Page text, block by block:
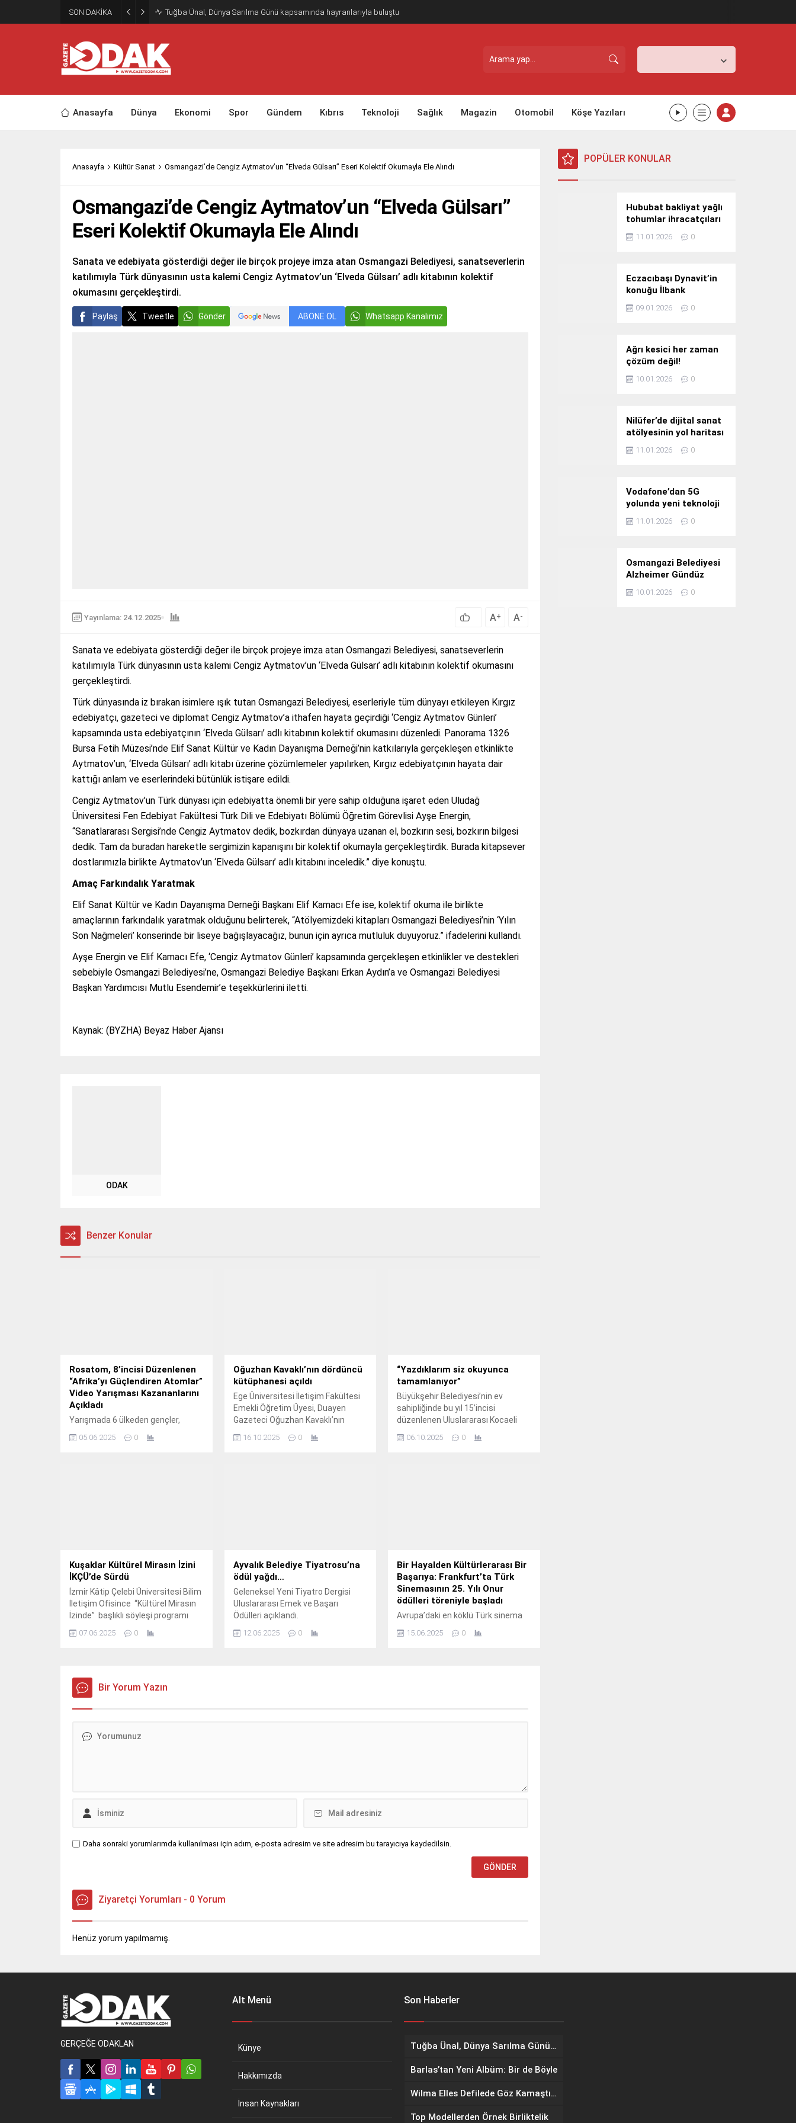
SON DAKİKA Tuğba Ünal, Dünya Sarılma Günü kapsamında hayranlarıyla buluştu
Anasayfa Dünya Ekonomi Spor Gündem Kıbrıs Teknoloji Sağlık Magazin Otomobil Köşe Yazıları
Anasayfa Kültür Sanat Osmangazi’de Cengiz Aytmatov’un “Elveda Gülsarı” Eseri Kolektif Okumayla Ele Alındı
Osmangazi’de Cengiz Aytmatov’un “Elveda Gülsarı”
Eseri Kolektif Okumayla Ele Alındı
Sanata ve edebiyata gösterdiği değer ile birçok projeye imza atan Osmangazi Belediyesi, sanatseverlerin
katılımıyla Türk dünyasının usta kalemi Cengiz Aytmatov’un ‘Elveda Gülsarı’ adlı kitabının kolektif
okumasını gerçekleştirdi.
Paylaş Tweetle Gönder ABONE OL Whatsapp Kanalımız
Yayınlama: 24.12.2025 A+ A-
Sanata ve edebiyata gösterdiği değer ile birçok projeye imza atan Osmangazi Belediyesi, sanatseverlerin
katılımıyla Türk dünyasının usta kalemi Cengiz Aytmatov’un ‘Elveda Gülsarı’ adlı kitabının kolektif okumasını
gerçekleştirdi.
Türk dünyasında iz bırakan isimlere ışık tutan Osmangazi Belediyesi, eserleriyle tüm dünyayı etkileyen Kırgız
edebiyatçı, gazeteci ve diplomat Cengiz Aytmatov’a ithafen hayata geçirdiği ‘Cengiz Aytmatov Günleri’
kapsamında usta edebiyatçının ‘Elveda Gülsarı’ adlı kitabının kolektif okumasını düzenledi. Panorama 1326
Bursa Fetih Müzesi’nde Elif Sanat Kültür ve Kadın Dayanışma Derneği’nin katkılarıyla gerçekleşen etkinlikte
Aytmatov’un, ‘Elveda Gülsarı’ adlı kitabı üzerine çözümlemeler yapılırken, Kırgız edebiyatçının hayata dair
kattığı anlam ve eserlerindeki bütünlük istişare edildi.
Cengiz Aytmatov’un Türk dünyası için edebiyatta önemli bir yere sahip olduğuna işaret eden Uludağ
Üniversitesi Fen Edebiyat Fakültesi Türk Dili ve Edebiyatı Bölümü Öğretim Görevlisi Ayşe Energin,
“Sanatlararası Sergisi’nde Cengiz Aytmatov dedik, bozkırdan dünyaya uzanan el, bozkırın sesi, bozkırın bilgesi
dedik. Tam da buradan hareketle sergimizin kapanışını bir kolektif okumayla gerçekleştirdik. Burada kitapsever
dostlarımızla birlikte Aytmatov’un ‘Elveda Gülsarı’ adlı kitabını inceledik.” diye konuştu.
Amaç Farkındalık Yaratmak
Elif Sanat Kültür ve Kadın Dayanışma Derneği Başkanı Elif Kamacı Efe ise, kolektif okuma ile birlikte
amaçlarının farkındalık yaratmak olduğunu belirterek, “Atölyemizdeki kitapları Osmangazi Belediyesi’nin ‘Yılın
Son Nağmeleri’ konserinde bir liseye bağışlayacağız, bunun için ayrıca mutluluk duyuyoruz.” ifadelerini kullandı.
Ayşe Energin ve Elif Kamacı Efe, ‘Cengiz Aytmatov Günleri’ kapsamında gerçekleşen etkinlikler ve destekleri
sebebiyle Osmangazi Belediyesi’ne, Osmangazi Belediye Başkanı Erkan Aydın’a ve Osmangazi Belediyesi
Başkan Yardımcısı Mutlu Esendemir’e teşekkürlerini iletti.
Kaynak: (BYZHA) Beyaz Haber Ajansı
ODAK
Benzer Konular
Rosatom, 8’incisi Düzenlenen
“Afrika’yı Güçlendiren Atomlar”
Video Yarışması Kazananlarını
Açıkladı
Yarışmada 6 ülkeden gençler,
nükleer teknolojilerin geçmişini,
bugününü ve geleceğini keşfetti
05.06.2025 0
Oğuzhan Kavaklı’nın dördüncü
kütüphanesi açıldı
Ege Üniversitesi İletişim Fakültesi
Emekli Öğretim Üyesi, Duayen
Gazeteci Oğuzhan Kavaklı’nın
isminin verildiği dördüncü
kütüphane, Özkanlar Neşeli Bahçe
16.10.2025 0
“Yazdıklarım siz okuyunca
tamamlanıyor”
Büyükşehir Belediyesi’nin ev
sahipliğinde bu yıl 15’incisi
düzenlenen Uluslararası Kocaeli
Kitap Fuarı, uluslararası arenadan
da birçok değerli yazarı ağırlıyor.
06.10.2025 0
Kuşaklar Kültürel Mirasın İzini
İKÇÜ’de Sürdü
İzmir Kâtip Çelebi Üniversitesi Bilim
İletişim Ofisince “Kültürel Mirasın
İzinde” başlıklı söyleşi programı
07.06.2025 0
Ayvalık Belediye Tiyatrosu’na
ödül yağdı…
Geleneksel Yeni Tiyatro Dergisi
Uluslararası Emek ve Başarı
Ödülleri açıklandı.
12.06.2025 0
Bir Hayalden Kültürlerarası Bir
Başarıya: Frankfurt’ta Türk
Sinemasının 25. Yılı Onur
ödülleri töreniyle başladı
Avrupa’daki en köklü Türk sinema
Uluslararası Frankfurt Türk Film
15.06.2025 0
Bir Yorum Yazın
Daha sonraki yorumlarımda kullanılması için adım, e-posta adresim ve site adresim bu tarayıcıya kaydedilsin.
Ziyaretçi Yorumları - 0 Yorum
Henüz yorum yapılmamış.
POPÜLER KONULAR
Hububat bakliyat yağlı
tohumlar ihracatçıları
Güney Kore yolcusu
11.01.2026 0
Eczacıbaşı Dynavit’in
konuğu İlbank
09.01.2026 0
Ağrı kesici her zaman
çözüm değil!
10.01.2026 0
Nilüfer’de dijital sanat
atölyesinin yol haritası
konuşuldu
11.01.2026 0
Vodafone’dan 5G
yolunda yeni teknoloji
yatırımı
11.01.2026 0
Osmangazi Belediyesi
Alzheimer Gündüz
Bakım Evi 3. Yılını
Kutladı
10.01.2026 0
GERÇEĞE ODAKLAN
Alt Menü
Künye
Hakkımızda
İnsan Kaynakları
Son Haberler
Tuğba Ünal, Dünya Sarılma Günü kapsamında hayranlarıyla buluştu
Barlas’tan Yeni Albüm: Bir de Böyle
Wilma Elles Defilede Göz Kamaştırdı, Kuliste Oğlunu Uyuttu
Top Modellerden Örnek Birliktelik